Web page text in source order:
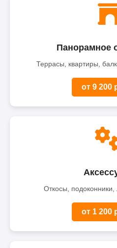
Панорамное
Террасы, квартиры,
от 9 200
Откосы,
от 1 200